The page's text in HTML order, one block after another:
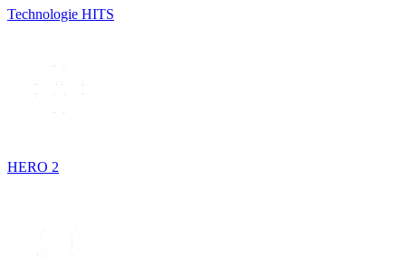
Technologie HITS
HERO 2